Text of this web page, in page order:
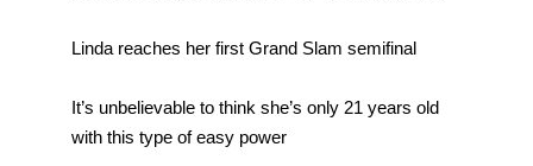
Linda reaches her first Grand Slam semifinal
It’s unbelievable to think she’s only 21 years old
with this type of easy power